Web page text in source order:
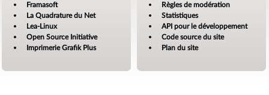
Framasoft
La Quadrature du Net
Lea-Linux
Open Source Initiative
Imprimerie Grafik Plus
Règles de modération
Statistiques
API pour le développement
Code source du site
Plan du site